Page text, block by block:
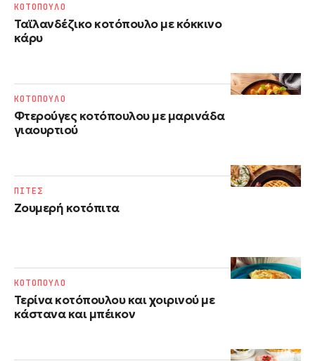
Ταϊλανδέζικο κοτόπουλο με κόκκινο
κάρυ
ΚΟΤΟΠΟΥΛΟ
Φτερούγες κοτόπουλου με μαρινάδα
γιαουρτιού
ΚΟΤΟΠΟΥΛΟ
Ζουμερή κοτόπιτα
ΠΙΤΕΣ
Τερίνα κοτόπουλου και χοιρινού με
κάστανα και μπέικον
ΚΟΤΟΠΟΥΛΟ